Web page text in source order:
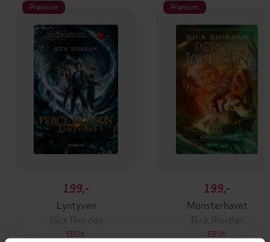
Premium
199,-
Lyntyven
Rick Riordan
EBOK
Premium
199,-
Monsterhavet
Rick Riordan
EBOK